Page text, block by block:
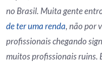
no Brasil. Muita gente
de ter uma renda, não por
profissionais chegando
muitos profissionais ruins.